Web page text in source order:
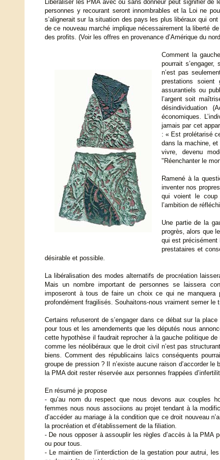
Libéraliser les PMA avec ou sans donneur peut signifier
personnes y recourant seront innombrables et la Loi ne
s’alignerait sur la situation des pays les plus libéraux qui
de ce nouveau marché implique nécessairement la liberté
des profits. (Voir les offres en provenance d’Amérique du
Comment la
pourrait
n’est pas
prestations soient
assurantiels ou
l’argent soit
désindividuation
économiques.
jamais par cet
: « Est prolétarisé
dans la machine,
vivre, devenu
"Réenchanter le
Ramené à la
inventer nos
qui voient le coup
l’ambition de
Une partie de la
progrès, alors que
qui est précisément
prestataires et
désirable et possible.
La libéralisation des modes alternatifs de procréation
Mais un nombre important de personnes se laissera
imposeront à tous de faire un choix ce qui ne manquera
profondément fragilisés. Souhaitons-nous vraiment semer
Certains refuseront de s’engager dans ce débat sur la
pour tous et les amendements que les députés nous
cette hypothèse il faudrait reprocher à la gauche politique
comme les néolibéraux que le droit civil n’est pas
biens. Comment des républicains laïcs conséquents
groupe de pression ? Il n’existe aucune raison d’accorder
la PMA doit rester réservée aux personnes frappées
En résumé je propose
- qu’au nom du respect que nous devons aux couples
femmes nous nous associions au projet tendant à la
d’accéder au mariage à la condition que ce droit nouveau
la procréation et d’établissement de la filiation.
- De nous opposer à assouplir les règles d’accès à la PMA
ou pour tous.
- Le maintien de l’interdiction de la gestation pour autrui,